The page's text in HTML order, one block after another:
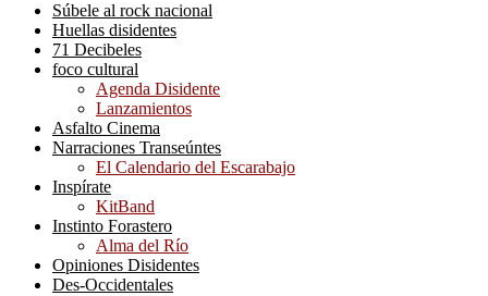
Súbele al rock nacional
Huellas disidentes
71 Decibeles
foco cultural
Agenda Disidente
Lanzamientos
Asfalto Cinema
Narraciones Transeúntes
El Calendario del Escarabajo
Inspírate
KitBand
Instinto Forastero
Alma del Río
Opiniones Disidentes
Des-Occidentales